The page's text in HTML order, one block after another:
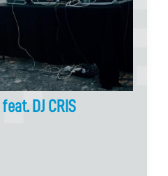
feat. DJ CRIS